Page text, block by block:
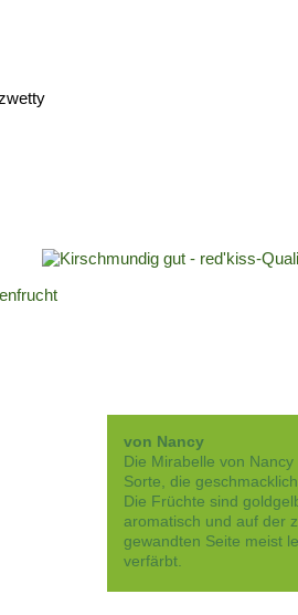
von Nancy
Die Mirabelle von
Sorte, die
Die Früchte sind
aromatisch und auf der
gewandten Seite meist
verfärbt.